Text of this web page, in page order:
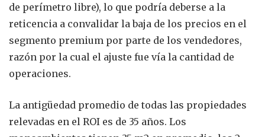
de perímetro libre), lo que podría deberse a la
reticencia a convalidar la baja de los precios en el
segmento premium por parte de los vendedores,
razón por la cual el ajuste fue vía la cantidad de
operaciones.
La antigüedad promedio de todas las propiedades
relevadas en el ROI es de 35 años. Los